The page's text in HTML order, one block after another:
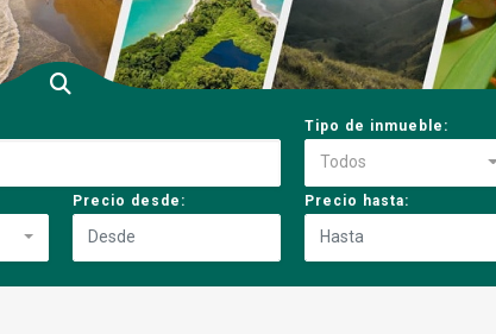
Tipo de inmueble:
Todos
Precio desde: Precio hasta: